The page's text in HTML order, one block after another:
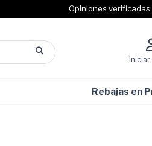
Opiniones
Rebajas en